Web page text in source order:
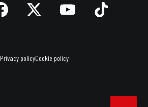
Privacy policyCookie policy